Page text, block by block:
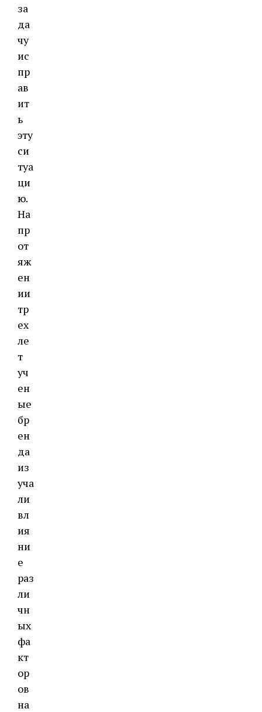
за
да
чу
ис
пр
ав
ит
ь
эту
си
туа
ци
ю.
На
пр
от
яж
ен
ии
тр
ех
ле
т
уч
ен
ые
бр
ен
да
из
уча
ли
вл
ия
ни
е
раз
ли
чн
ых
фа
кт
ор
ов
на